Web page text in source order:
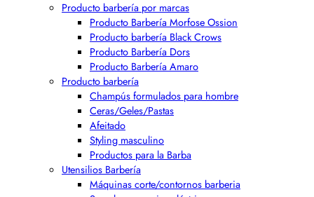
Producto barbería por marcas
Producto Barbería Morfose Ossion
Producto barbería Black Crows
Producto Barbería Dors
Producto Barbería Amaro
Producto barbería
Champús formulados para hombre
Ceras/Geles/Pastas
Afeitado
Styling masculino
Productos para la Barba
Utensilios Barbería
Máquinas corte/contornos barberia